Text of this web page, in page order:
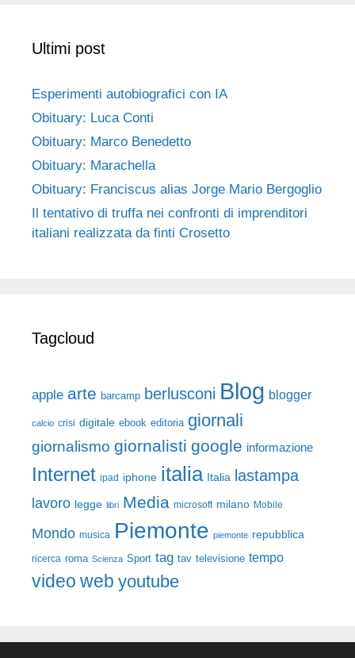
Ultimi post
Esperimenti autobiografici con IA
Obituary: Luca Conti
Obituary: Marco Benedetto
Obituary: Marachella
Obituary: Franciscus alias Jorge Mario Bergoglio
Il tentativo di truffa nei confronti di imprenditori
italiani realizzata da finti Crosetto
Tagcloud
apple arte barcamp berlusconi Blog blogger
calcio crisi digitale ebook editoria giornali
giornalismo giornalisti google informazione
Internet ipad iphone italia Italia lastampa
lavoro legge libri Media microsoft milano Mobile
Mondo musica Piemonte piemonte repubblica
ricerca roma Scienza Sport tag tav televisione tempo
video web youtube